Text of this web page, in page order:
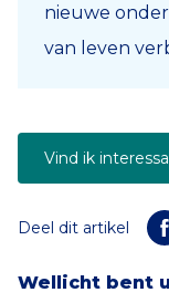
nieuwe
van leven
Vind ik
Deel dit artikel
Wellicht bent